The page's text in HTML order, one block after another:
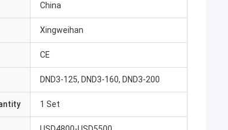
China
Xingweihan
CE
DND3-125, DND3-160, DND3-200
1 Set